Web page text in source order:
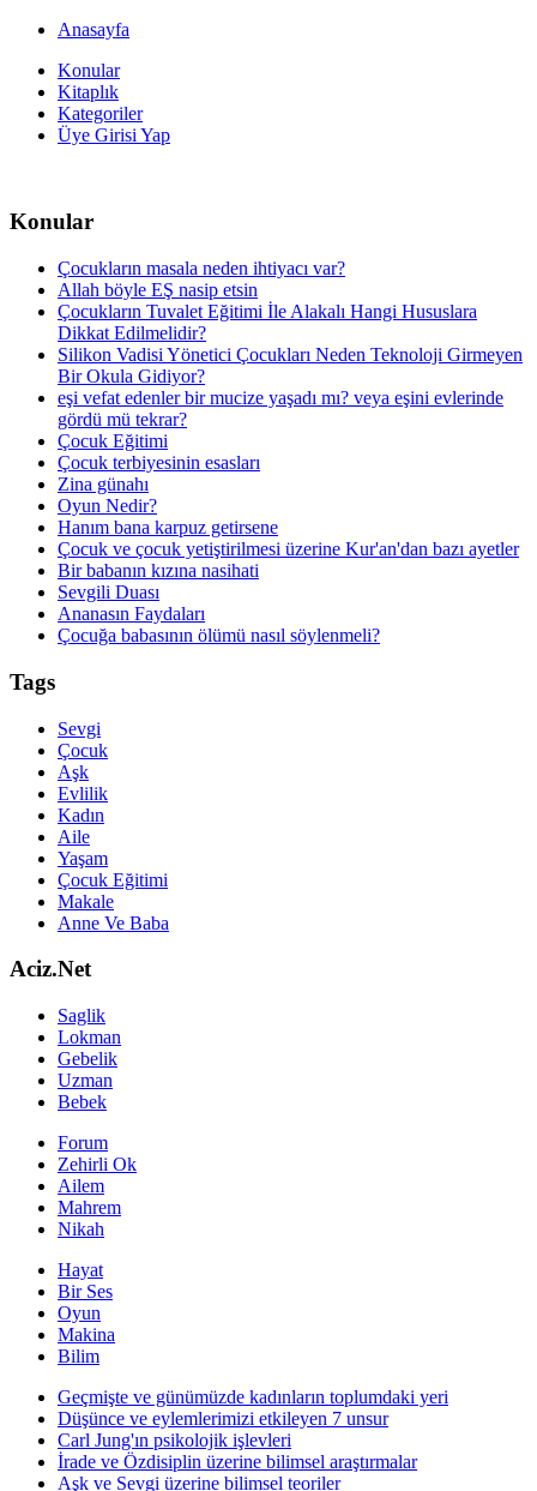
Anasayfa
Konular
Kitaplık
Kategoriler
Üye Girisi Yap
Konular
Çocukların masala neden ihtiyacı var?
Allah böyle EŞ nasip etsin
Çocukların Tuvalet Eğitimi İle Alakalı Hangi Hususlara
Dikkat Edilmelidir?
Silikon Vadisi Yönetici Çocukları Neden Teknoloji Girmeyen
Bir Okula Gidiyor?
eşi vefat edenler bir mucize yaşadı mı? veya eşini evlerinde
gördü mü tekrar?
Çocuk Eğitimi
Çocuk terbiyesinin esasları
Zina günahı
Oyun Nedir?
Hanım bana karpuz getirsene
Çocuk ve çocuk yetiştirilmesi üzerine Kur'an'dan bazı ayetler
Bir babanın kızına nasihati
Sevgili Duası
Ananasın Faydaları
Çocuğa babasının ölümü nasıl söylenmeli?
Tags
Sevgi
Çocuk
Aşk
Evlilik
Kadın
Aile
Yaşam
Çocuk Eğitimi
Makale
Anne Ve Baba
Aciz.Net
Saglik
Lokman
Gebelik
Uzman
Bebek
Forum
Zehirli Ok
Ailem
Mahrem
Nikah
Hayat
Bir Ses
Oyun
Makina
Bilim
Geçmişte ve günümüzde kadınların toplumdaki yeri
Düşünce ve eylemlerimizi etkileyen 7 unsur
Carl Jung'ın psikolojik işlevleri
İrade ve Özdisiplin üzerine bilimsel araştırmalar
Aşk ve Sevgi üzerine bilimsel teoriler